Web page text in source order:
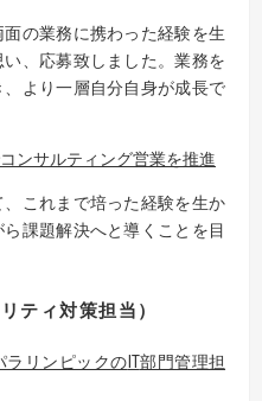
の業務に携わった経験を生
、応募致しました。業務を
より一層自分自身が成長で
ンサルティング営業を推進
これまで培った経験を生か
課題解決へと導くことを目
ティ対策担当）
ラリンピックの IT部門管理担